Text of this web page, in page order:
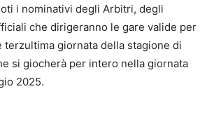
i nominativi degli Arbitri, degli
che dirigeranno le gare valide per
terzultima giornata della stagione di
si giocherà per intero nella giornata
2025.